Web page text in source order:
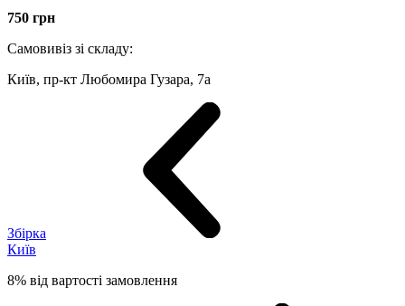
750 грн
Самовивіз зі складу:
Київ, пр-кт Любомира Гузара, 7а
Збірка
Київ
8% від вартості замовлення